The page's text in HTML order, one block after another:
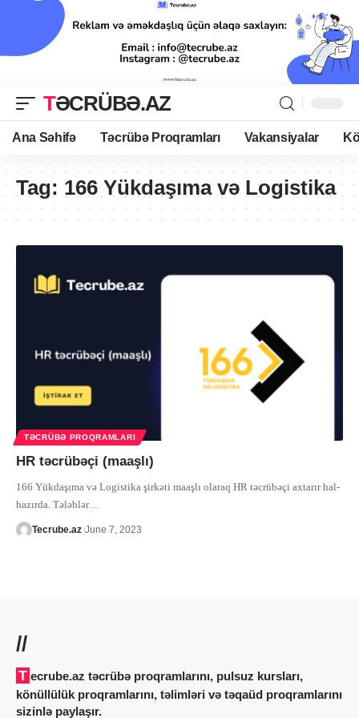
TƏCRÜBƏ.AZ
Ana Səhifə Təcrübə Proqramları Vakansiyalar
Tag: 166 Yükdaşıma və Logistika
TƏCRÜBƏ PROQRAMLARI
HR təcrübəçi (maaşlı)
166 Yükdaşıma və Logistika şirkəti maaşlı olaraq HR təcrübəçi axtarır hal-
hazırda. Tələblər…
Tecrube.az June 7, 2023
//
Tecrube.az təcrübə proqramlarını, pulsuz kursları,
könüllülük proqramlarını, təlimləri və təqaüd proqramlarını
sizinlə paylaşır.